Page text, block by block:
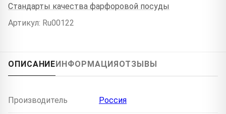
Стандарты качества фарфоровой посуды
Артикул: Ru00122
ОПИСАНИЕИНФОРМАЦИЯОТЗЫВЫ
Производитель Россия